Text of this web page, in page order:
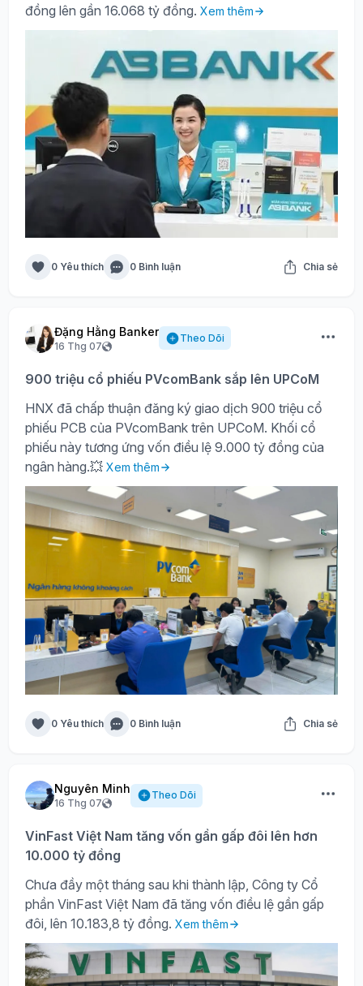
đồng lên gần 16.068 tỷ đồng. Xem thêm
0 Yêu thích 0 Bình luận Chia sẻ
Đặng Hằng Banker
16 Thg 07
Theo Dõi
900 triệu cổ phiếu PVcomBank sắp lên UPCoM
HNX đã chấp thuận đăng ký giao dịch 900 triệu cổ
phiếu PCB của PVcomBank trên UPCoM. Khối cổ
phiếu này tương ứng vốn điều lệ 9.000 tỷ đồng của
ngân hàng.💥 Xem thêm
0 Yêu thích 0 Bình luận Chia sẻ
Nguyên Minh
16 Thg 07
Theo Dõi
VinFast Việt Nam tăng vốn gần gấp đôi lên hơn
10.000 tỷ đồng
Chưa đầy một tháng sau khi thành lập, Công ty Cổ
phần VinFast Việt Nam đã tăng vốn điều lệ gần gấp
đôi, lên 10.183,8 tỷ đồng. Xem thêm